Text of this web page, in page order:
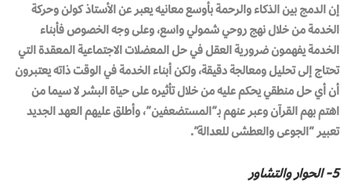
إن الدمج بين الذكاء والرحمة بأوسع معانيه يعبر عن الأستاذ كولن وحركة
الخدمة من خلال نهج روحي شمولي واسع، وعلى وجه الخصوص فأبناء
الخدمة يفهمون ضرورية العقل في حل المعضلات الاجتماعية المعقدة التي
تحتاج إلى تحليل ومعالجة دقيقة، ولكن أبناء الخدمة في الوقت ذاته يعتبرون
أن أي حل منطقي يحكم عليه من خلال تأثيره على حياة البشر لا سيما من
اهتم بهم القرآن وعبر عنهم بـ”المستضعفين”، وأطلق عليهم العهد الجديد
تعبير “الجوعى والعطشى للعدالة”.
5- الحوار والتشاور